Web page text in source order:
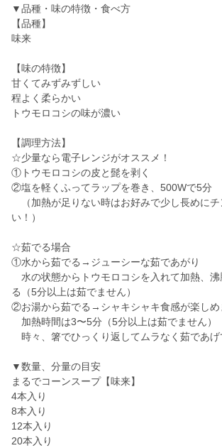
▼品種・味の特徴・食べ方
【品種】
味来
【味の特徴】
甘くてみずみずしい
程よく柔らかい
トウモロコシの味が濃い
【調理方法】
☆少量なら電子レンジがオススメ！
①トウモロコシの皮と髭を剥く
②塩を軽くふってラップを巻き、500Wで5分
（加熱が足りない時はお好みで少し長めにチ
い！）
☆茹でる場合
①水から茹でる→ジューシーな茹であがり
水の状態からトウモロコシを入れて加熱、
る（5分以上は茹でません）
②お湯から茹でる→シャキシャキ食感が楽しめ
加熱時間は3〜5分（5分以上は茹でません）
時々、箸でひっくり返してムラなく茹であげ
▼数量、分量の目安
まるでコーンスープ【味来】
4本入り
8本入り
12本入り
20本入り